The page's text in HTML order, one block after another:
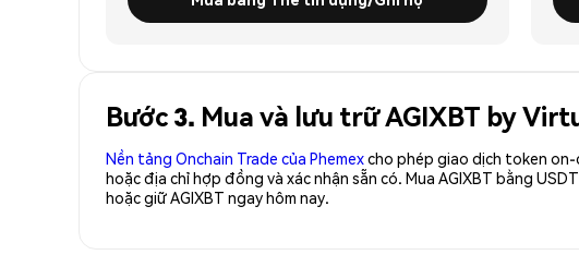
Bước 3. Mua và lưu trữ AGIXBT by
Nền tảng Onchain Trade của Phemexcho phép giao dịch token on-
hoặc địa chỉ hợp đồng và xác nhận sẵn có. Mua AGIXBT bằng
hoặc giữ AGIXBT ngay hôm nay.